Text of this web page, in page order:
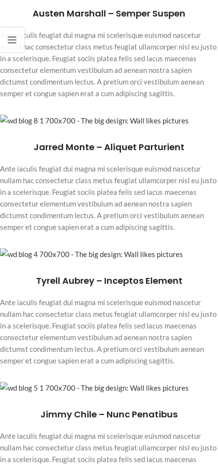
Austen Marshall – Semper Suspen
Ante iaculis feugiat dui magna mi scelerisque euismod nascetur
nullam hac consectetur class metus feugiat ullamcorper nisl eu justo
in a scelerisque. Feugiat sociis platea felis sed lacus maecenas
consectetur elementum vestibulum ad aenean nostra sapien
dictumst condimentum lectus. A pretium orci vestibulum aenean
semper et congue sapien erat a cum adipiscing sagittis.
Jarred Monte – Aliquet Parturient
Ante iaculis feugiat dui magna mi scelerisque euismod nascetur
nullam hac consectetur class metus feugiat ullamcorper nisl eu justo
in a scelerisque. Feugiat sociis platea felis sed lacus maecenas
consectetur elementum vestibulum ad aenean nostra sapien
dictumst condimentum lectus. A pretium orci vestibulum aenean
semper et congue sapien erat a cum adipiscing sagittis.
Tyrell Aubrey – Inceptos Element
Ante iaculis feugiat dui magna mi scelerisque euismod nascetur
nullam hac consectetur class metus feugiat ullamcorper nisl eu justo
in a scelerisque. Feugiat sociis platea felis sed lacus maecenas
consectetur elementum vestibulum ad aenean nostra sapien
dictumst condimentum lectus. A pretium orci vestibulum aenean
semper et congue sapien erat a cum adipiscing sagittis.
Jimmy Chile – Nunc Penatibus
Ante iaculis feugiat dui magna mi scelerisque euismod nascetur
nullam hac consectetur class metus feugiat ullamcorper nisl eu justo
in a scelerisque. Feugiat sociis platea felis sed lacus maecenas